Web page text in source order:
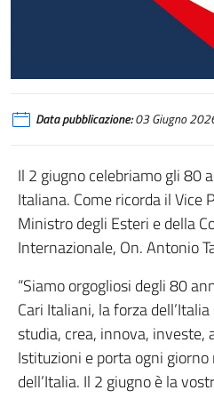
Data pubblicazione:03 Giugno
Il 2 giugno celebriamo gli 80
Italiana. Come ricorda il Vice
Ministro degli Esteri e della
Internazionale, On. Antonio
“Siamo orgogliosi degli 80
Cari Italiani, la forza
studia, crea, innova, investe,
Istituzioni e porta ogni
dell’Italia. Il 2 giugno è la